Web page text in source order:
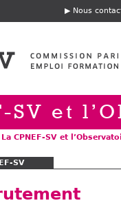
E
t
ê
e
Nous
SV et
La CPNEF-SV et
SV